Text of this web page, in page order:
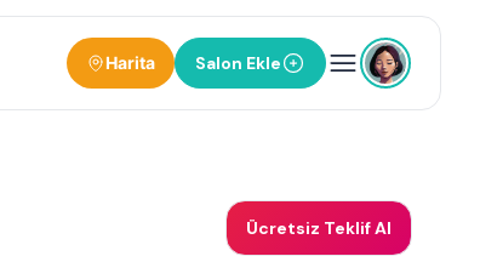
Harita Salon Ekle
Ücretsiz Teklif Al